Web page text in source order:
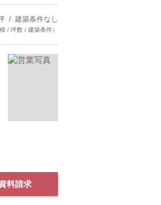
建築条件なし
/ 坪数 / 建築条件）
料請求